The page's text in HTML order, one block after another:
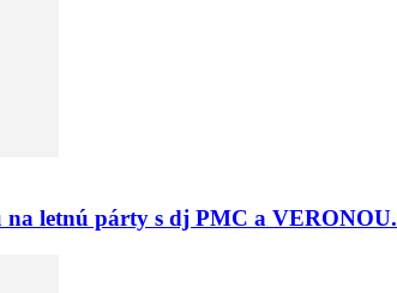
na letnú párty s dj PMC a VERONOU.